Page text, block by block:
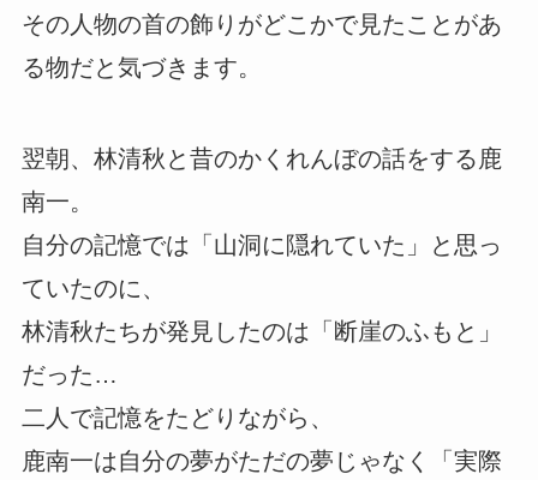
その人物の首の飾りがどこかで見たことがあ
る物だと気づきます。
翌朝、林清秋と昔のかくれんぼの話をする鹿
南一。
自分の記憶では「山洞に隠れていた」と思っ
ていたのに、
林清秋たちが発見したのは「断崖のふもと」
だった…
二人で記憶をたどりながら、
鹿南一は自分の夢がただの夢じゃなく「実際